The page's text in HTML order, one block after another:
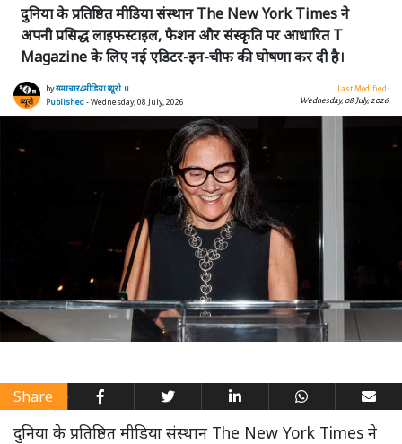
दुनिया के प्रतिष्ठित मीडिया संस्थान The New York Times ने
अपनी प्रसिद्ध लाइफस्टाइल, फैशन और संस्कृति पर आधारित T
Magazine के लिए नई एडिटर-इन-चीफ की घोषणा कर दी है।
byसमाचार4मीडिया ब्यूरो ।।
Published- Wednesday, 08 July, 2026
Last Modified:
Wednesday, 08 July, 2026
Share
दुनिया के प्रतिष्ठित मीडिया संस्थान The New York Times ने